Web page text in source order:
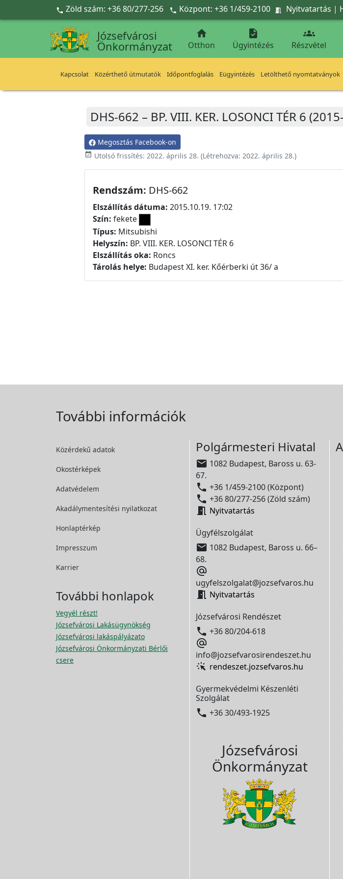
Ugrás a fő tartalomra
 Zöld szám: +36 80/277-256  Központ: +36 1/459-2100  Nyitvatartás |
Józsefvárosi
Önkormányzat

Otthon

Ügyintézés

Részvétel
Kapcsolat Közérthető útmutatók Időpontfoglalás Eügyintézés Letölthető nyomtatványok
DHS-662 – BP. VIII. KER. LOSONCI TÉR 6
Megosztás Facebook-on
event_available Utolsó frissítés: 2022. április 28. (Létrehozva: 2022. április 28.)
Rendszám: DHS-662
Elszállítás dátuma: 2015.10.19. 17:02
Szín: fekete
Típus: Mitsubishi
Helyszín: BP. VIII. KER. LOSONCI TÉR 6
Elszállítás oka: Roncs
Tárolás helye: Budapest XI. ker. Kőérberki út 36/ a
További információk
Közérdekű adatok
Okostérképek
Adatvédelem
Akadálymentesítési nyilatkozat
Honlaptérkép
Impresszum
Karrier
További honlapok
Vegyél részt!
Józsefvárosi Lakásügynökség
Józsefvárosi lakáspályázato
Józsefvárosi Önkormányzati Bérlői
csere
Polgármesteri Hivatal
 1082 Budapest, Baross u. 63-
67.
 +36 1/459-2100 (Központ)
 +36 80/277-256 (Zöld szám)
 Nyitvatartás
Ügyfélszolgálat
 1082 Budapest, Baross u. 66–
68.

ugyfelszolgalat@jozsefvaros.hu
 Nyitvatartás
Józsefvárosi Rendészet
 +36 80/204-618

info@jozsefvarosirendeszet.hu
rendeszet.jozsefvaros.hu
Gyermekvédelmi Készenléti
Szolgálat
 +36 30/493-1925
Józsefvárosi
Önkormányzat